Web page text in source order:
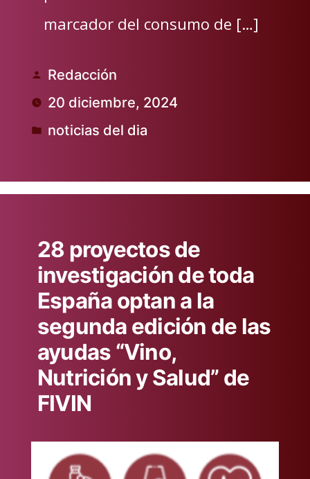
marcador del consumo de […]
Publicado
por
Redacción
20 diciembre, 2024
Publicado
noticias del dia
28 proyectos de
investigación de toda
España optan a la
segunda edición de las
ayudas “Vino,
Nutrición y Salud” de
FIVIN